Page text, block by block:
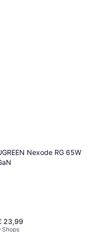
Nexode RG 65W
23,99
Shops